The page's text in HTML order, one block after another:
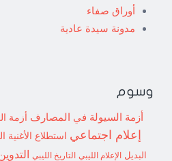
أوراق صفاء
مدونة سيدة عادية
وسوم
أزمة السيولة في المصارف أزمة
إعلام اجتماعي استطلاع الأغنية
البديل الإعلام الليبي التاريخ الليبي